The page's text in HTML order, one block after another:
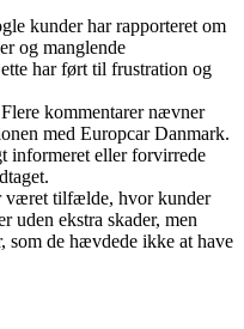
kunder har rapporteret om
og manglende
har ført til frustration og
Flere kommentarer nævner
med Europcar Danmark.
informeret eller forvirrede
været tilfælde, hvor kunder
uden ekstra skader, men
som de hævdede ikke at have